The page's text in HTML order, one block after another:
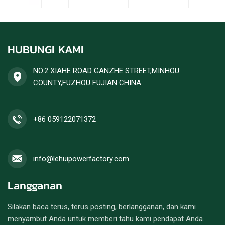
HUBUNGI KAMI
NO.2 XIAHE ROAD GANZHE STREET,MINHOU
COUNTY,FUZHOU FUJIAN CHINA
+86 059122071372
info@lehuipowerfactory.com
Langganan
Silakan baca terus, terus posting, berlangganan, dan kami
menyambut Anda untuk memberi tahu kami pendapat Anda.